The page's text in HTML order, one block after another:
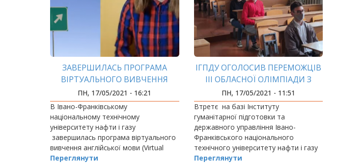
ЗАВЕРШИЛАСЬ ПРОГРАМА
ВІРТУАЛЬНОГО ВИВЧЕННЯ
АНГЛІЙСЬКОЇ МОВИ
ПН, 17/05/2021 - 16:21
В Івано-Франківському
національному технічному
університету нафти і газу
завершилась програма віртуального
вивчення англійської мови (Virtual
English Clubs), що проходила в рамках
Переглянути
ІГПДУ ОГОЛОСИВ ПЕРЕМОЖЦІВ
ІІІ ОБЛАСНОЇ ОЛІМПІАДИ З
ПУБЛІЧНОГО УПРАВЛІННЯ
ПН, 17/05/2021 - 11:51
Втретє на базі Інституту
гуманітарної підготовки та
державного управління Івано-
Франківського національного
технічного університету нафти і газу
за організації
Переглянути